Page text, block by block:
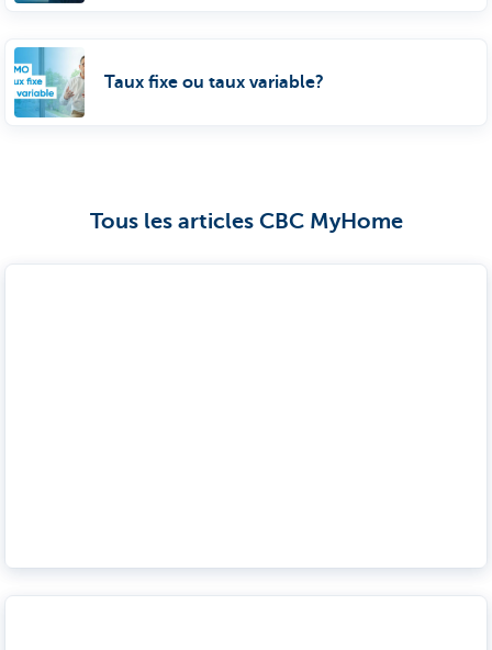
Taux fixe ou taux variable?
Tous les articles CBC MyHome